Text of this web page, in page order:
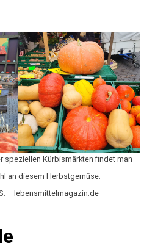
speziellen Kürbismärkten findet man
an diesem Herbstgemüse.
– lebensmittelmagazin.de